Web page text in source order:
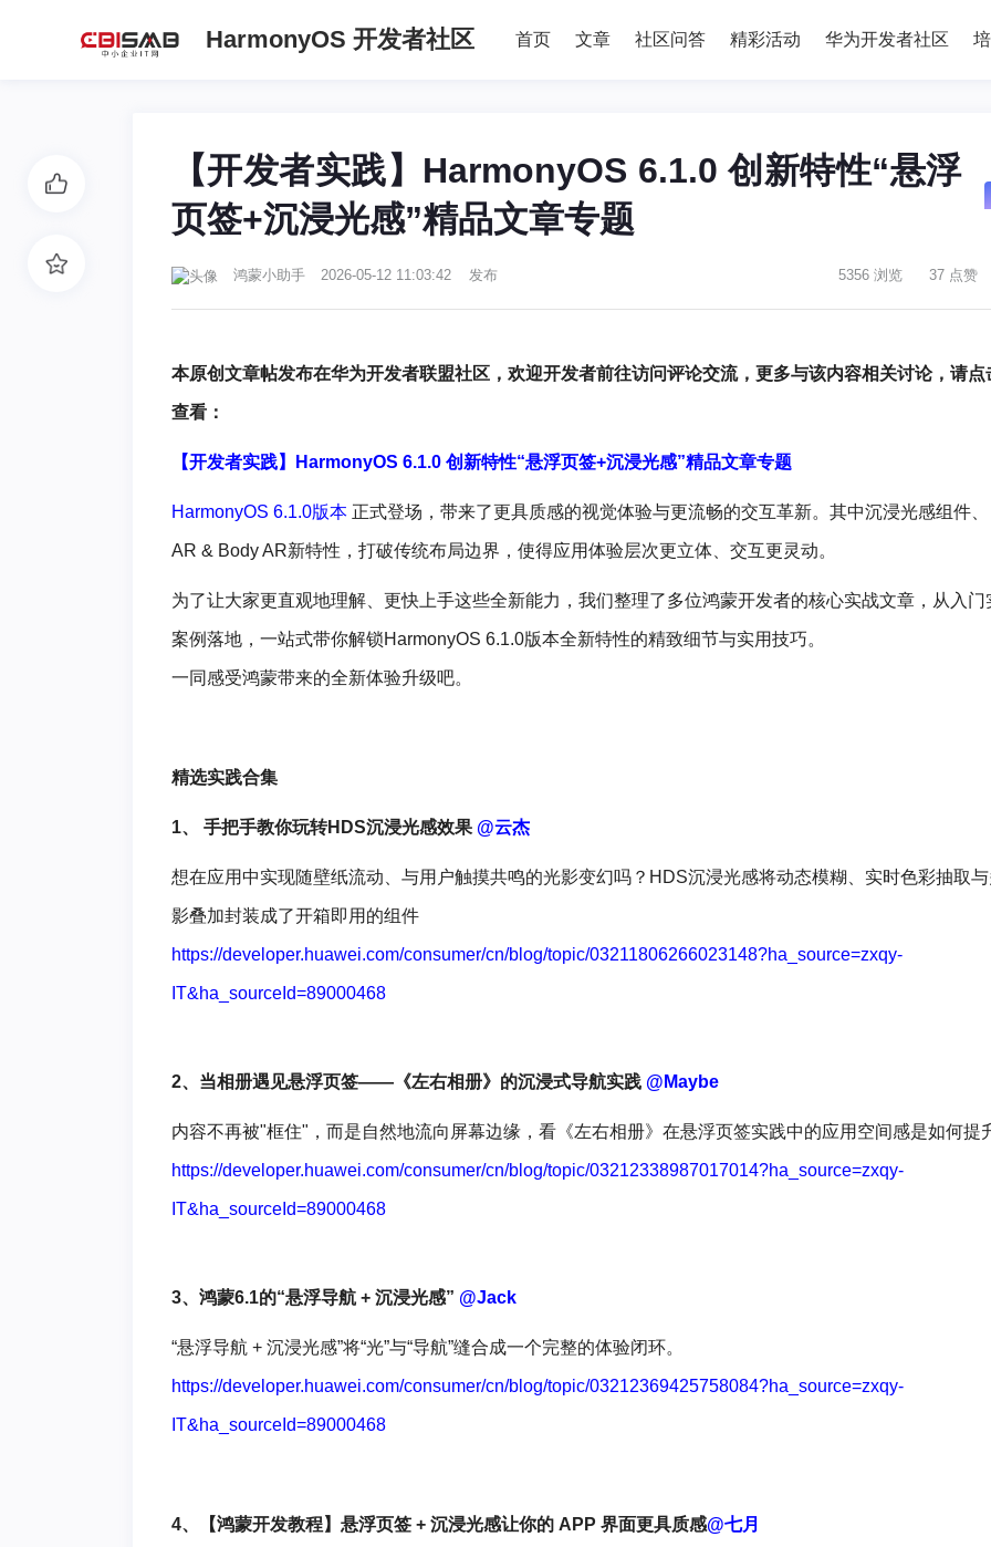
HarmonyOS 开发者社区 首页 文章 社区问答 精彩活动 华为开发者社区
【开发者实践】HarmonyOS 6.1.0 创新特性“悬浮
页签+沉浸光感”精品文章专题
鸿蒙小助手 2026-05-12 11:03:42 发布 5356 浏览 37 点赞
本原创文章帖发布在华为开发者联盟社区，欢迎开发者前往访问评论交流，更多与该内容相关讨论，请点
查看：
【开发者实践】HarmonyOS 6.1.0 创新特性“悬浮页签+沉浸光感”精品文章专题
HarmonyOS 6.1.0版本 正式登场，带来了更具质感的视觉体验与更流畅的交互革新。其中沉浸光感组件
AR & Body AR新特性，打破传统布局边界，使得应用体验层次更立体、交互更灵动。
为了让大家更直观地理解、更快上手这些全新能力，我们整理了多位鸿蒙开发者的核心实战文章，从入门
案例落地，一站式带你解锁HarmonyOS 6.1.0版本全新特性的精致细节与实用技巧。
一同感受鸿蒙带来的全新体验升级吧。
精选实践合集
1、 手把手教你玩转HDS沉浸光感效果 @云杰
想在应用中实现随壁纸流动、与用户触摸共鸣的光影变幻吗？HDS沉浸光感将动态模糊、实时色彩抽取
影叠加封装成了开箱即用的组件
https://developer.huawei.com/consumer/cn/blog/topic/03211806266023148?ha_source=zxqy-
IT&ha_sourceId=89000468
2、当相册遇见悬浮页签——《左右相册》的沉浸式导航实践 @Maybe
内容不再被"框住"，而是自然地流向屏幕边缘，看《左右相册》在悬浮页签实践中的应用空间感是如何提
https://developer.huawei.com/consumer/cn/blog/topic/03212338987017014?ha_source=zxqy-
IT&ha_sourceId=89000468
3、鸿蒙6.1的“悬浮导航 + 沉浸光感” @Jack
“悬浮导航 + 沉浸光感”将“光”与“导航”缝合成一个完整的体验闭环。
https://developer.huawei.com/consumer/cn/blog/topic/03212369425758084?ha_source=zxqy-
IT&ha_sourceId=89000468
4、【鸿蒙开发教程】悬浮页签 + 沉浸光感让你的 APP 界面更具质感@七月